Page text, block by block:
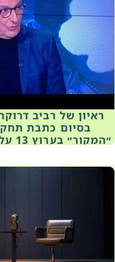
ראיון של רביב
בסיום כתבת